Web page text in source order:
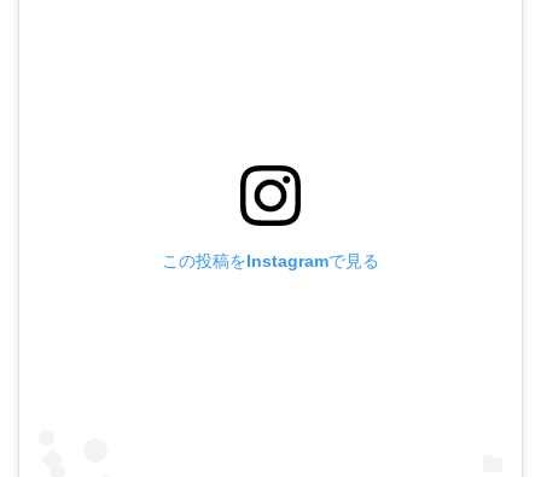
この投稿をInstagramで見る